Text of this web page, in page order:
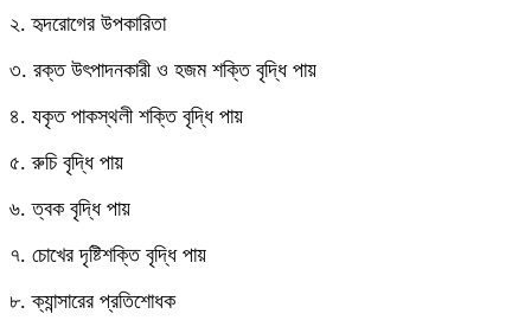
২. হৃদরোগের উপকারিতা
৩. রক্ত উৎপাদনকারী ও হজম শক্তি বৃদ্ধি পায়
৪. যকৃত পাকস্থলী শক্তি বৃদ্ধি পায়
৫. রুচি বৃদ্ধি পায়
৬. ত্বক বৃদ্ধি পায়
৭. চোখের দৃষ্টিশক্তি বৃদ্ধি পায়
৮. ক্যান্সারের প্রতিশোধক